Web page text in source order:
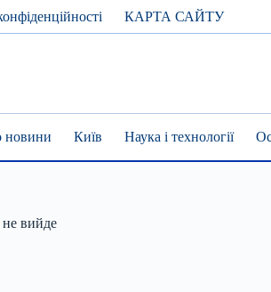
КАРТА САЙТУ
новини Київ Наука і технології
вийде